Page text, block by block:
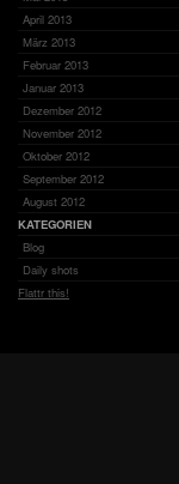
April 2013
März 2013
Februar 2013
Januar 2013
Dezember 2012
November 2012
Oktober 2012
September 2012
August 2012
KATEGORIEN
Blog
Daily shots
Flattr this!